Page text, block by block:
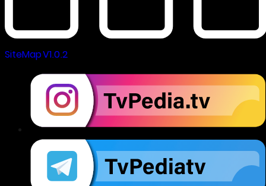
SiteMap V1.0.2